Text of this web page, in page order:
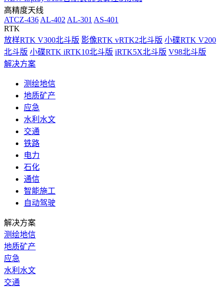
高精度天线
ATCZ-436 AL-402 AL-301 AS-401
RTK
放样RTK V300北斗版 影像RTK vRTK2北斗版 小碟RTK V200
北斗版 小碟RTK iRTK10北斗版 iRTK5X北斗版 V98北斗版
解决方案
测绘地信
地质矿产
应急
水利水文
交通
铁路
电力
石化
通信
智能施工
自动驾驶
解决方案
测绘地信
地质矿产
应急
水利水文
交通